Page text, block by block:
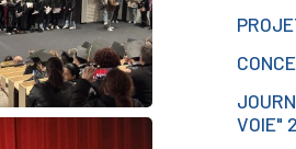
VOIE"